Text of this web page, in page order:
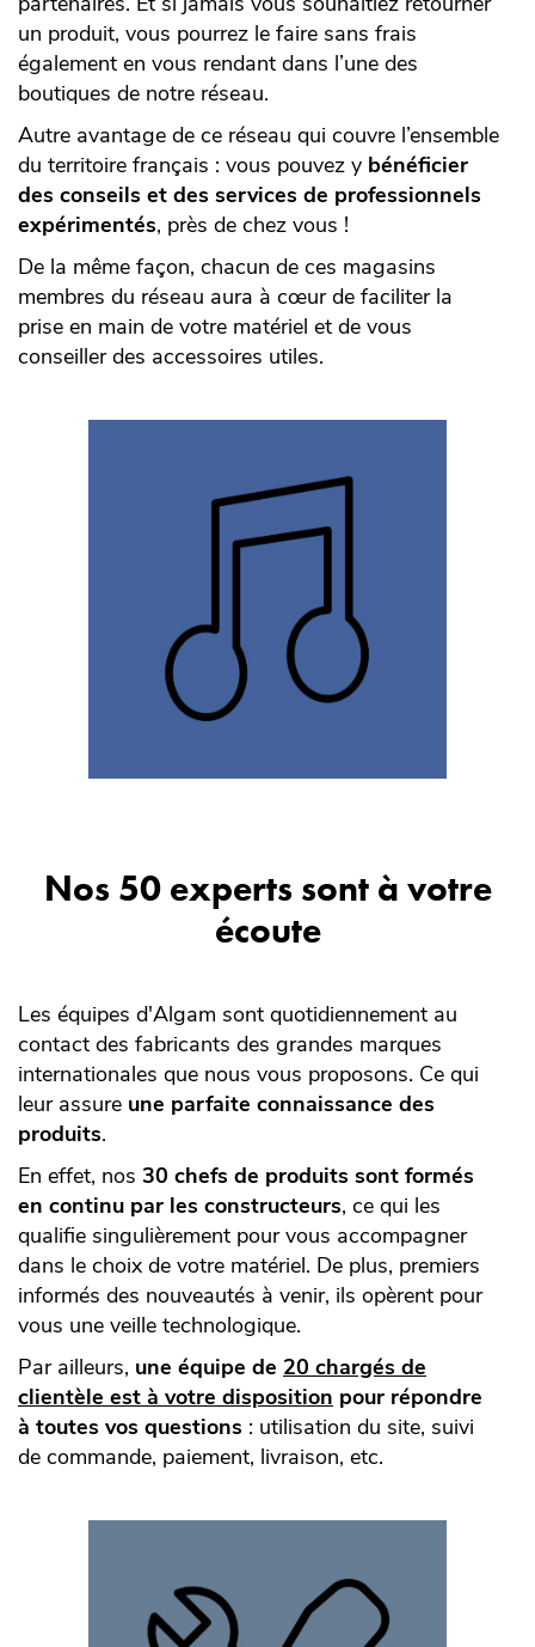
un produit, vous pourrez le faire sans frais
également en vous rendant dans l’une des
boutiques de notre réseau.
Autre avantage de ce réseau qui couvre l’ensemble
du territoire français : vous pouvez y bénéficier
des conseils et des services de professionnels
expérimentés, près de chez vous !
De la même façon, chacun de ces magasins
membres du réseau aura à cœur de faciliter la
prise en main de votre matériel et de vous
conseiller des accessoires utiles.
Nos 50 experts sont à votre
écoute
Les équipes d'Algam sont quotidiennement au
contact des fabricants des grandes marques
internationales que nous vous proposons. Ce qui
leur assure une parfaite connaissance des
produits.
En effet, nos 30 chefs de produits sont formés
en continu par les constructeurs, ce qui les
qualifie singulièrement pour vous accompagner
dans le choix de votre matériel. De plus, premiers
informés des nouveautés à venir, ils opèrent pour
vous une veille technologique.
Par ailleurs, une équipe de 20 chargés de
clientèle est à votre disposition pour répondre
à toutes vos questions : utilisation du site, suivi
de commande, paiement, livraison, etc.